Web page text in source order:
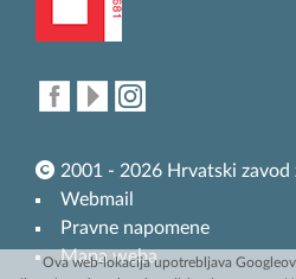
2001 - 2026 Hrvatski zavod
Webmail
Pravne napomene
Mapa weba
Ova web-lokacija upotrebljava